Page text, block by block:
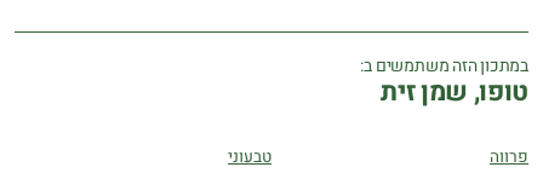
במתכון הזה משתמשים ב:
טופו, שמן זית
פרווה
טבעוני